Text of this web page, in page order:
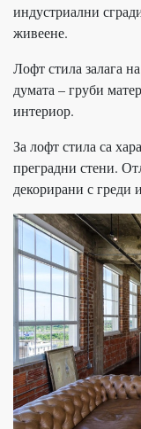
индустриални
живеене.
Лофт стила залага
думата – груби
интериор.
За лофт стила са
преградни стени.
декорирани с греди